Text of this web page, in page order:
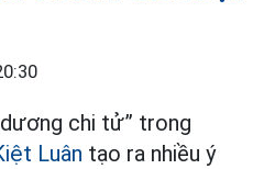
chi tử” trong
Luân tạo ra nhiều ý